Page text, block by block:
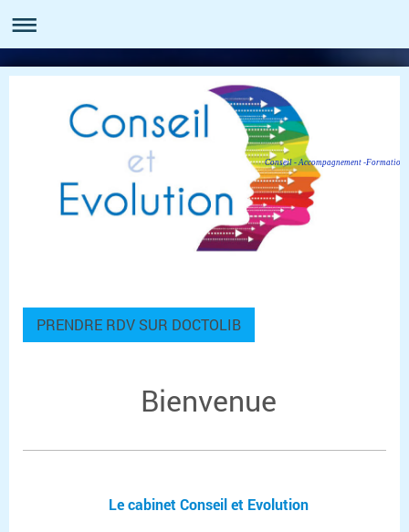
Conseil - Accompagnement -Formation
PRENDRE RDV SUR DOCTOLIB
Bienvenue
Le cabinet Conseil et Evolution